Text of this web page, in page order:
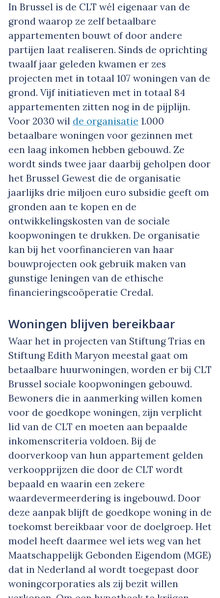
In Brussel is de CLT wél eigenaar van de
grond waarop ze zelf betaalbare
appartementen bouwt of door andere
partijen laat realiseren. Sinds de oprichting
twaalf jaar geleden kwamen er zes
projecten met in totaal 107 woningen van de
grond. Vijf initiatieven met in totaal 84
appartementen zitten nog in de pijplijn.
Voor 2030 wil de organisatie 1.000
betaalbare woningen voor gezinnen met
een laag inkomen hebben gebouwd. Ze
wordt sinds twee jaar daarbij geholpen door
het Brussel Gewest die de organisatie
jaarlijks drie miljoen euro subsidie geeft om
gronden aan te kopen en de
ontwikkelingskosten van de sociale
koopwoningen te drukken. De organisatie
kan bij het voorfinancieren van haar
bouwprojecten ook gebruik maken van
gunstige leningen van de ethische
financieringscoöperatie Credal.
Woningen blijven bereikbaar
Waar het in projecten van Stiftung Trias en
Stiftung Edith Maryon meestal gaat om
betaalbare huurwoningen, worden er bij CLT
Brussel sociale koopwoningen gebouwd.
Bewoners die in aanmerking willen komen
voor de goedkope woningen, zijn verplicht
lid van de CLT en moeten aan bepaalde
inkomenscriteria voldoen. Bij de
doorverkoop van hun appartement gelden
verkoopprijzen die door de CLT wordt
bepaald en waarin een zekere
waardevermeerdering is ingebouwd. Door
deze aanpak blijft de goedkope woning in de
toekomst bereikbaar voor de doelgroep. Het
model heeft daarmee wel iets weg van het
Maatschappelijk Gebonden Eigendom (MGE)
dat in Nederland al wordt toegepast door
woningcorporaties als zij bezit willen